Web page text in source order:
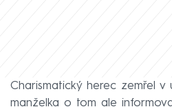
Charismatický herec zemřel v
manželka o tom ale